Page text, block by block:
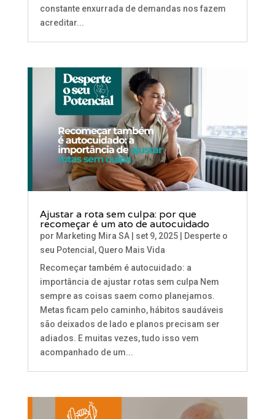
constante enxurrada de demandas nos fazem
acreditar...
Ajustar a rota sem culpa: por que
recomeçar é um ato de autocuidado
por Marketing Mira SA| set 9, 2025| Desperte o
seu Potencial, Quero Mais Vida
Recomeçar também é autocuidado: a
importância de ajustar rotas sem culpa Nem
sempre as coisas saem como planejamos.
Metas ficam pelo caminho, hábitos saudáveis
são deixados de lado e planos precisam ser
adiados. E muitas vezes, tudo isso vem
acompanhado de um...